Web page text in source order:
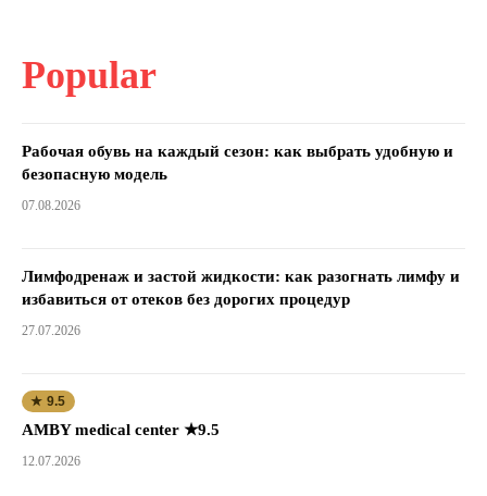
Popular
Рабочая обувь на каждый сезон: как выбрать удобную и
безопасную модель
07.08.2026
Лимфодренаж и застой жидкости: как разогнать лимфу и
избавиться от отеков без дорогих процедур
27.07.2026
★ 9.5
AMBY medical center ★9.5
12.07.2026